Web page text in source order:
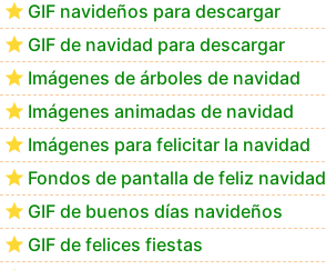
GIF navideños para descargar
GIF de navidad para descargar
Imágenes de árboles de navidad
Imágenes animadas de navidad
Imágenes para felicitar la navidad
Fondos de pantalla de feliz navidad
GIF de buenos días navideños
GIF de felices fiestas